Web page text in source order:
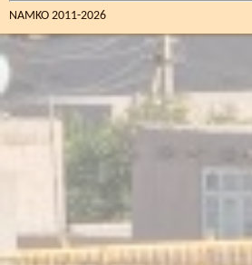
NAMKO 2011-2026